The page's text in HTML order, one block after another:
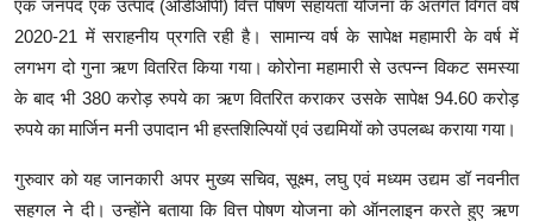
एक जनपद एक उत्पाद (ओडीओपी) वित्त पोषण सहायता योजना के अंतर्गत विगत वर्ष
2020-21 में सराहनीय प्रगति रही है। सामान्य वर्ष के सापेक्ष महामारी के वर्ष में
लगभग दो गुना ऋण वितरित किया गया। कोरोना महामारी से उत्पन्न विकट समस्या
के बाद भी 380 करोड़ रुपये का ऋण वितरित कराकर उसके सापेक्ष 94.60 करोड़
रुपये का मार्जिन मनी उपादान भी हस्तशिल्पियों एवं उद्यमियों को उपलब्ध कराया गया।
गुरुवार को यह जानकारी अपर मुख्य सचिव, सूक्ष्म, लघु एवं मध्यम उद्यम डॉ नवनीत
सहगल ने दी। उन्होंने बताया कि वित्त पोषण योजना को ऑनलाइन करते हुए ऋण